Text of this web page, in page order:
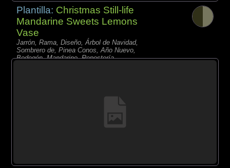
Plantilla: Christmas Still-life
Mandarine Sweets Lemons
Vase
Jarrón, Rama, Diseño, Árbol de Navidad,
Sombrero de, Pinea Conos, Año Nuevo,
Bodegón, Mandarino, Repostería,